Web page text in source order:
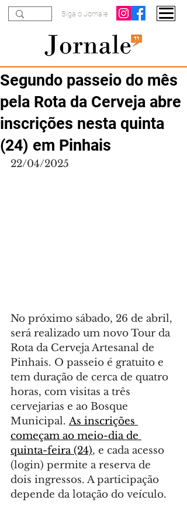
Siga o Jornale
Segundo passeio do mês
pela Rota da Cerveja abre
inscrições nesta quinta
(24) em Pinhais
22/04/2025
No próximo sábado, 26 de abril,
será realizado um novo Tour da
Rota da Cerveja Artesanal de
Pinhais. O passeio é gratuito e
tem duração de cerca de quatro
horas, com visitas a três
cervejarias e ao Bosque
Municipal. As inscrições
começam ao meio-dia de
quinta-feira (24), e cada acesso
(login) permite a reserva de
dois ingressos. A participação
depende da lotação do veículo.